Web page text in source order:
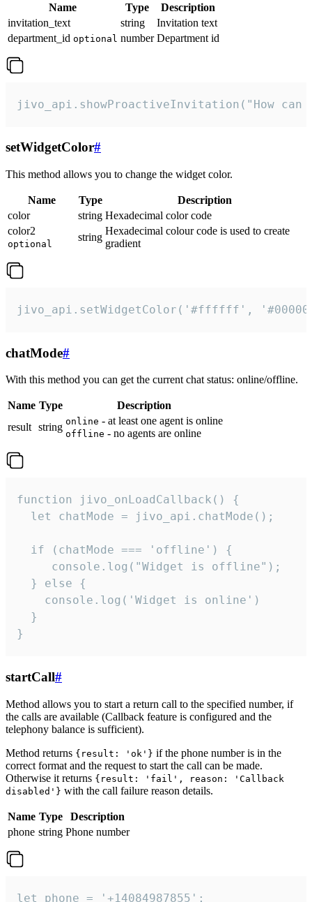
Name Type
Description
invitation_text
string
Invitation text
department_id optional number Department id
jivo_api.showProactiveInvitation("How
setWidgetColor#
This method allows you to change the widget color.
Name Type
Description
color
string Hexadecimal color code
color2
optional
string
Hexadecimal colour code is used to create
gradient
jivo_api.setWidgetColor('#ffffff',
chatMode#
With this method you can get the current chat status: online/offline.
Name Type
Description
result string online - at least one agent is online
offline - no agents are online
function jivo_onLoadCallback() {
  let chatMode = jivo_api.chatMode();
  if (chatMode === 'offline') {
     console.log("Widget is offline");
  } else {
    console.log('Widget is online')
  }
}
startCall#
Method allows you to start a return call to the specified number, if
the calls are available (Callback feature is configured and the
telephony balance is sufficient).
Method returns {result: 'ok'} if the phone number is in the
correct format and the request to start the call can be made.
Otherwise it returns {result: 'fail', reason: 'Callback
disabled'} with the call failure reason details.
Name Type
Description
phone string Phone number
let phone = '+14084987855';